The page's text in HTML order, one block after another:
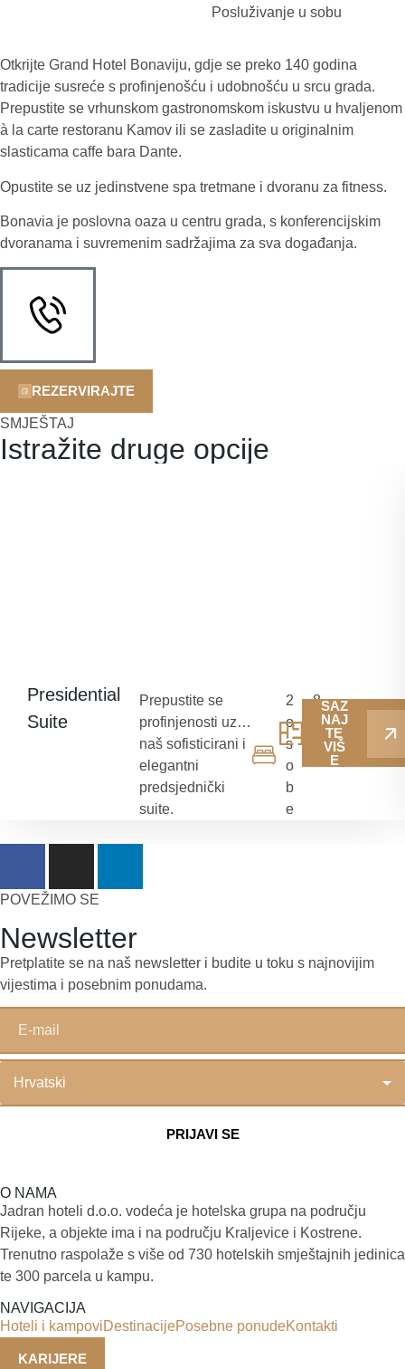
Posluživanje u sobu
Otkrijte Grand Hotel Bonaviju, gdje se preko 140 godina
tradicije susreće s profinjenošću i udobnošću u srcu grada.
Prepustite se vrhunskom gastronomskom iskustvu u hvaljenom
à la carte restoranu Kamov ili se zasladite u originalnim
slasticama caffe bara Dante.
Opustite se uz jedinstvene spa tretmane i dvoranu za fitness.
Bonavia je poslovna oaza u centru grada, s konferencijskim
dvoranama i suvremenim sadržajima za sva događanja.
REZERVIRAJTE
SMJEŠTAJ
Istražite druge opcije
Presidential
Suite
Prepustite se
profinjenosti uz
naš sofisticirani i
elegantni
predsjednički
suite.
2
o
s
o
b
e
8
m
²
SAZ
NAJ
TE
VIŠ
E
POVEŽIMO SE
Newsletter
Pretplatite se na naš newsletter i budite u toku s najnovijim
vijestima i posebnim ponudama.
O NAMA
Jadran hoteli d.o.o. vodeća je hotelska grupa na području
Rijeke, a objekte ima i na području Kraljevice i Kostrene.
Trenutno raspolaže s više od 730 hotelskih smještajnih jedinica
te 300 parcela u kampu.
NAVIGACIJA
Hoteli i kampoviDestinacijePosebne ponudeKontakti
KARIJERE